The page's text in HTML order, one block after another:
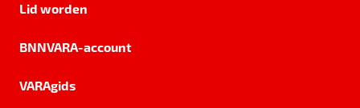
Lid worden
BNNVARA-account
VARAgids